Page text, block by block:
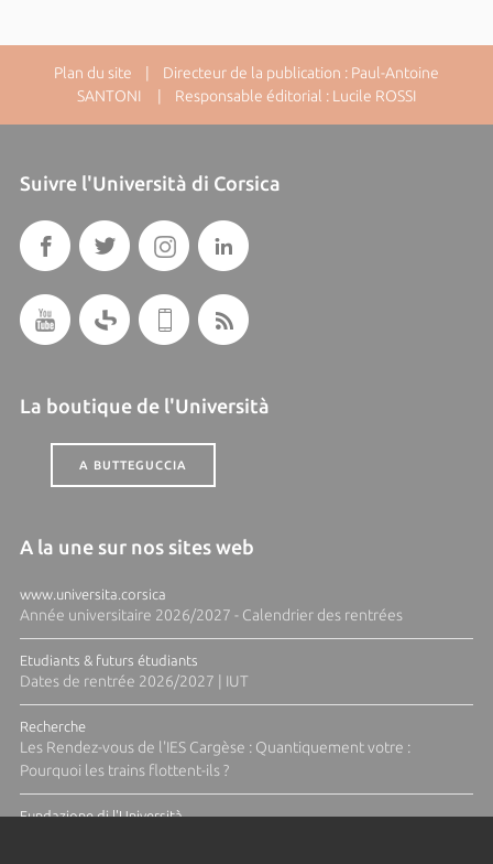
Plan du site | Directeur de la publication : Paul-Antoine
SANTONI | Responsable éditorial : Lucile ROSSI
Suivre l'Università di Corsica
La boutique de l'Università
A BUTTEGUCCIA
A la une sur nos sites web
www.universita.corsica
Année universitaire 2026/2027 - Calendrier des rentrées
Etudiants & futurs étudiants
Dates de rentrée 2026/2027 | IUT
Recherche
Les Rendez-vous de l'IES Cargèse : Quantiquement votre :
Pourquoi les trains flottent-ils ?
Fundazione di l'Università